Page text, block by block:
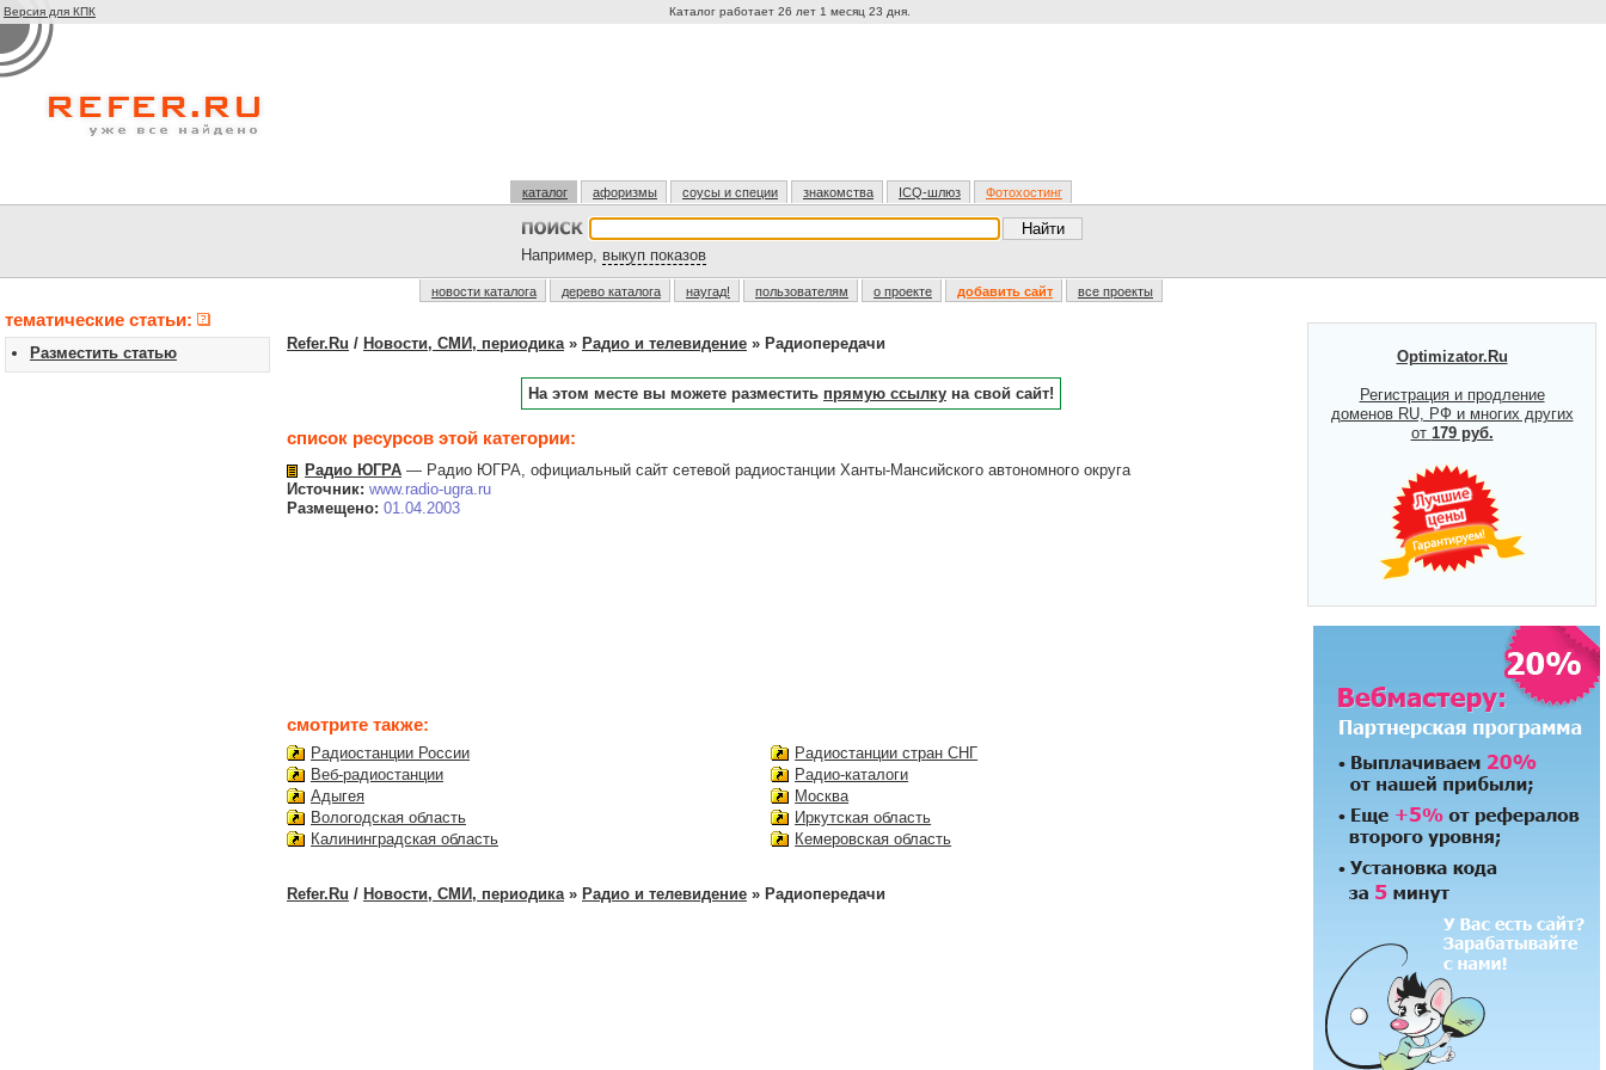
Версия для КПК Каталог работает 26 лет 1 месяц 23 дня.
каталог афоризмы соусы и специи знакомства ICQ-шлюз Фотохостинг
Например, выкуп показов
новости каталога дерево каталога наугад! пользователям о проекте добавить сайт все проекты
тематические статьи:
Разместить статью
Refer.Ru / Новости, СМИ, периодика» Радио и телевидение » Радиопередачи
На этом месте вы можете разместить прямую ссылку на свой сайт!
список ресурсов этой категории:
Радио ЮГРА — Радио ЮГРА, официальный сайт сетевой радиостанции Ханты-Мансийского автономного округа
Источник: www.radio-ugra.ru
Размещено: 01.04.2003
смотрите также:
Радиостанции России
Веб-радиостанции
Адыгея
Вологодская область
Калининградская область
Радиостанции стран СНГ
Радио-каталоги
Москва
Иркутская область
Кемеровская область
Refer.Ru / Новости, СМИ, периодика » Радио и телевидение » Радиопередачи
Optimizator.Ru
Регистрация и продление
доменов RU, РФ и многих других
от 179 руб.